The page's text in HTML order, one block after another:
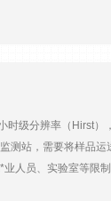
而又操作便捷。
、无线电或其他传
附件，根据WMO
用于获取典型的天
件。
级分辨率（Hirst）
测站，需要将样品
人员、实验室等限